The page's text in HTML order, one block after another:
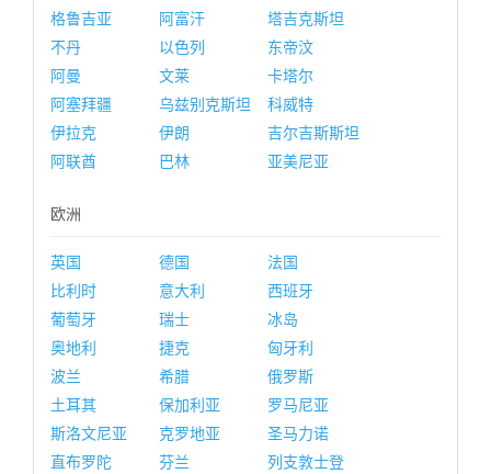
格鲁吉亚
阿富汗
塔吉克斯坦
不丹
以色列
东帝汶
阿曼
文莱
卡塔尔
阿塞拜疆
乌兹别克斯坦
科威特
伊拉克
伊朗
吉尔吉斯斯坦
阿联酋
巴林 亚美尼亚
欧洲
英国 德国
法国
比利时
意大利
西班牙
葡萄牙
瑞士
冰岛
奥地利
捷克
匈牙利
波兰
希腊
俄罗斯
土耳其
保加利亚
罗马尼亚
斯洛文尼亚
克罗地亚
圣马力诺
直布罗陀
芬兰
列支敦士登